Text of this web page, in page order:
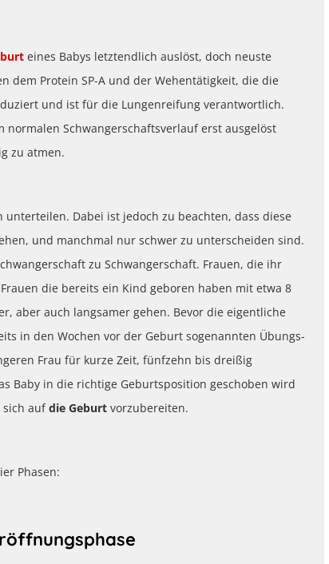
eines Babys letztendlich auslöst, doch neuste
dem Protein SP-A und der Wehentätigkeit, die die
und ist für die Lungenreifung verantwortlich.
Schwangerschaftsverlauf erst ausgelöst
zu atmen.
unterteilen. Dabei ist jedoch zu beachten, dass diese
und manchmal nur schwer zu unterscheiden sind.
zu Schwangerschaft. Frauen, die ihr
die bereits ein Kind geboren haben mit etwa 8
aber auch langsamer gehen. Bevor die eigentliche
in den Wochen vor der Geburt sogenannten Übungs-
Frau für kurze Zeit, fünfzehn bis dreißig
Baby in die richtige Geburtsposition geschoben wird
sich aufdie Geburt vorzubereiten.
Phasen: